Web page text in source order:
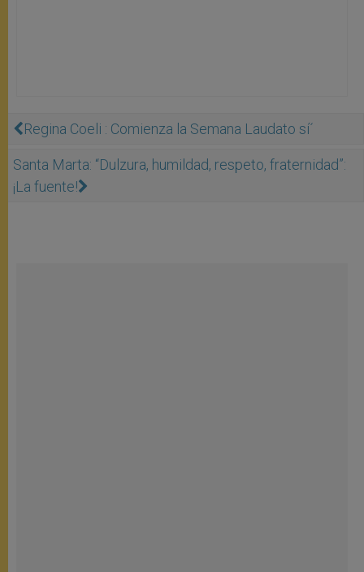
Regina Coeli : Comienza la Semana Laudato sí´
Santa Marta: “Dulzura, humildad, respeto, fraternidad”:
¡La fuente!